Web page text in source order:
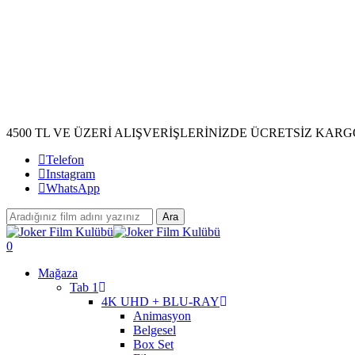
4500 TL VE ÜZERİ ALIŞVERİŞLERİNİZDE ÜCRETSİZ
Telefon
Instagram
WhatsApp
Ara
Close
Search
search
account
0
Mağaza
Tab 1
4K UHD + BLU-RAY
Animasyon
Belgesel
Box Set